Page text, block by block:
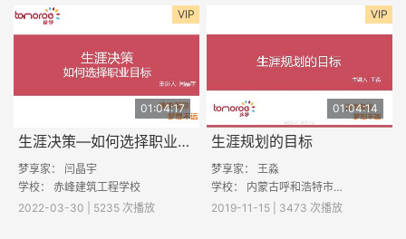
VIP
01:04:17
生涯决策—如何选择职业目标
梦享家： 闫晶宇
学校： 赤峰建筑工程学校
2022-03-30 | 5235 次播放
VIP
01:04:14
生涯规划的目标
梦享家： 王淼
学校： 内蒙古呼和浩特市第六中学
2019-11-15 | 3473 次播放